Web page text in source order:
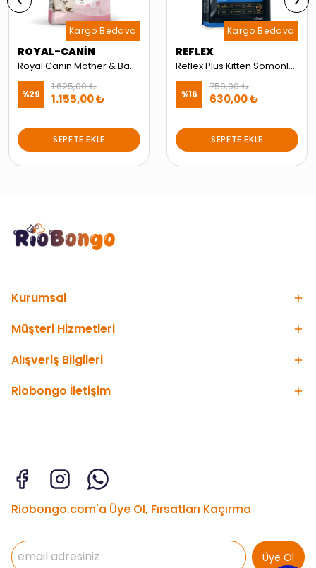
Kargo Bedava
ROYAL-CANİN
Royal Canin Mother & Babycat Yavru Kedi Maması 2kg
%29
1.625,00 ₺
1.155,00 ₺
SEPETE EKLE
Kargo Bedava
REFLEX
Reflex Plus Kitten Somonlu Yavru Kedi Maması 1,5 Kg
%16
750,00 ₺
630,00 ₺
SEPETE EKLE
Kurumsal
Müşteri Hizmetleri
Alışveriş Bilgileri
Riobongo İletişim
Riobongo.com'a Üye Ol, Fırsatları Kaçırma
Üye Ol